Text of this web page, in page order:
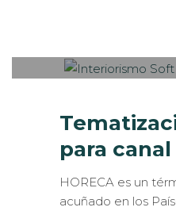
para canal
HORECA es un
acuñado en los